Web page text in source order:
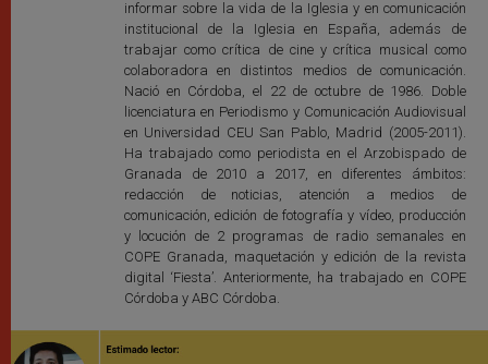
informar sobre la vida de la Iglesia y en comunicación
institucional de la Iglesia en España, además de
trabajar como crítica de cine y crítica musical como
colaboradora en distintos medios de comunicación.
Nació en Córdoba, el 22 de octubre de 1986. Doble
licenciatura en Periodismo y Comunicación Audiovisual
en Universidad CEU San Pablo, Madrid (2005-2011).
Ha trabajado como periodista en el Arzobispado de
Granada de 2010 a 2017, en diferentes ámbitos:
redacción de noticias, atención a medios de
comunicación, edición de fotografía y vídeo, producción
y locución de 2 programas de radio semanales en
COPE Granada, maquetación y edición de la revista
digital ‘Fiesta’. Anteriormente, ha trabajado en COPE
Córdoba y ABC Córdoba.